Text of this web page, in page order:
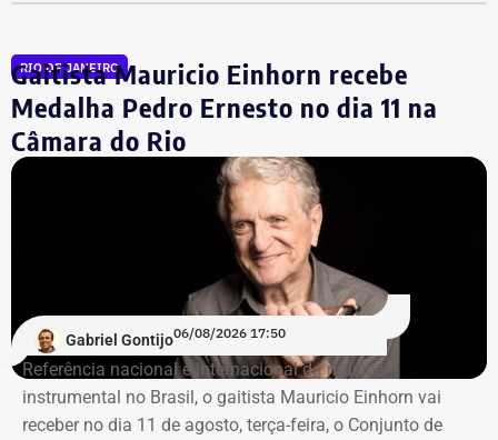
Youssef.
Mais de 20% da carteira
compremetida sob ‘risco de default’
De acordo com o relatório de auditoria do TCE-RJ, os R$
59,6 milhões alocados no Banco Master entre junho e
julho de 2024 representavam mais de 20% de toda a
carteira de investimentos do Itaprevi. A equipe técnica do
Tribunal classificou o processo decisório como
“negligente e temerário”.
Entre os principais pontos apontados pela auditoria
RIO DE JANEIRO
Gaitista Mauricio Einhorn recebe
Medalha Pedro Ernesto no dia 11 na
Câmara do Rio
Gabriel Gontijo06/08/2026 17:50
Referência nacional e internacional da música
instrumental no Brasil, o gaitista Mauricio Einhorn vai
receber no dia 11 de agosto, terça-feira, o Conjunto de